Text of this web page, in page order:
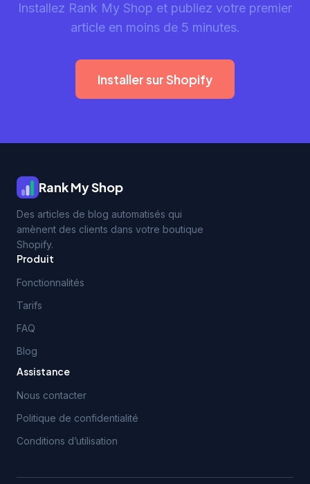
Installez Rank My Shop et publiez votre premier
article en moins de 5 minutes.
Installer sur Shopify
Rank My Shop
Des articles de blog automatisés qui
amènent des clients dans votre boutique
Shopify.
Produit
Fonctionnalités
Tarifs
FAQ
Blog
Assistance
Nous contacter
Politique de confidentialité
Conditions d’utilisation